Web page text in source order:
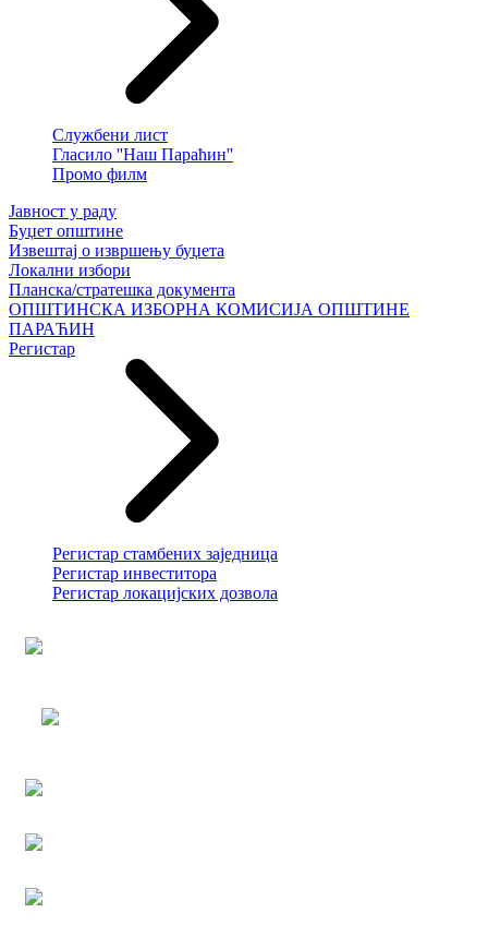
Службени лист
Гласило ''Наш Параћин''
Промо филм
Јавност у раду
Буџет општине
Извештај о извршењу буџета
Локални избори
Планска/стратешка документа
ОПШТИНСКА ИЗБОРНА КОМИСИЈА ОПШТИНЕ
ПАРАЋИН
Регистар
Регистар стамбених заједница
Регистар инвеститора
Регистар локацијских дозвола